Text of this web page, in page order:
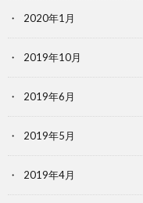
2020年1月
2019年10月
2019年6月
2019年5月
2019年4月